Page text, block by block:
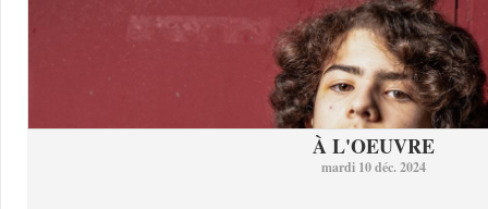
À L'OEUVRE
mardi 10 déc. 2024